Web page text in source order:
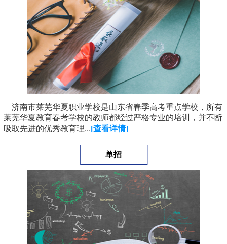
济南市莱芜华夏职业学校是山东省春季高考重点学校，所有
莱芜华夏教育春考学校的教师都经过严格专业的培训，并不断
吸取先进的优秀教育理...[查看详情]
单招